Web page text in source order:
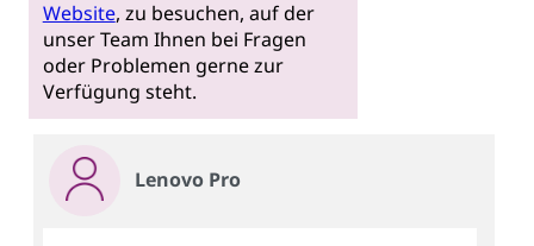
Website, zu besuchen, auf der
unser Team Ihnen bei Fragen
oder Problemen gerne zur
Verfügung steht.
Lenovo Pro